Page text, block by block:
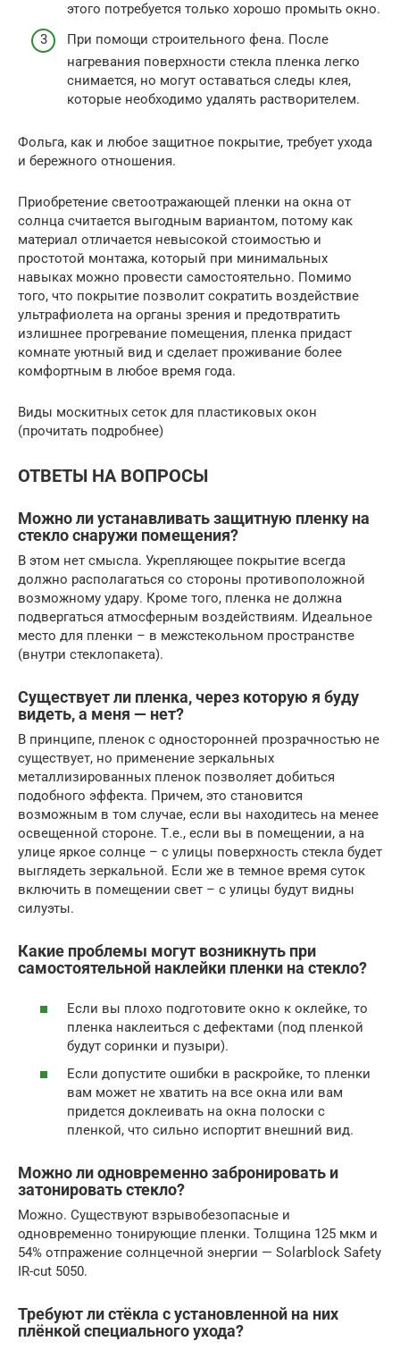
этого потребуется только хорошо промыть окно.
При помощи строительного фена. После
нагревания поверхности стекла пленка легко
снимается, но могут оставаться следы клея,
которые необходимо удалять растворителем.
Фольга, как и любое защитное покрытие, требует ухода
и бережного отношения.
Приобретение светоотражающей пленки на окна от
солнца считается выгодным вариантом, потому как
материал отличается невысокой стоимостью и
простотой монтажа, который при минимальных
навыках можно провести самостоятельно. Помимо
того, что покрытие позволит сократить воздействие
ультрафиолета на органы зрения и предотвратить
излишнее прогревание помещения, пленка придаст
комнате уютный вид и сделает проживание более
комфортным в любое время года.
Виды москитных сеток для пластиковых окон
(прочитать подробнее)
ОТВЕТЫ НА ВОПРОСЫ
Можно ли устанавливать защитную пленку на
стекло снаружи помещения?
В этом нет смысла. Укрепляющее покрытие всегда
должно располагаться со стороны противоположной
возможному удару. Кроме того, пленка не должна
подвергаться атмосферным воздействиям. Идеальное
место для пленки – в межстекольном пространстве
(внутри стеклопакета).
Существует ли пленка, через которую я буду
видеть, а меня — нет?
В принципе, пленок с односторонней прозрачностью не
существует, но применение зеркальных
металлизированных пленок позволяет добиться
подобного эффекта. Причем, это становится
возможным в том случае, если вы находитесь на менее
освещенной стороне. Т.е., если вы в помещении, а на
улице яркое солнце – с улицы поверхность стекла будет
выглядеть зеркальной. Если же в темное время суток
включить в помещении свет – с улицы будут видны
силуэты.
Какие проблемы могут возникнуть при
самостоятельной наклейки пленки на стекло?
Если вы плохо подготовите окно к оклейке, то
пленка наклеиться с дефектами (под пленкой
будут соринки и пузыри).
Если допустите ошибки в раскройке, то пленки
вам может не хватить на все окна или вам
придется доклеивать на окна полоски с
пленкой, что сильно испортит внешний вид.
Можно ли одновременно забронировать и
затонировать стекло?
Можно. Существуют взрывобезопасные и
одновременно тонирующие пленки. Толщина 125 мкм и
54% отпражение солнцечной энергии — Solarblock Safety
IR-cut 5050.
Требуют ли стёкла с установленной на них
плёнкой специального ухода?